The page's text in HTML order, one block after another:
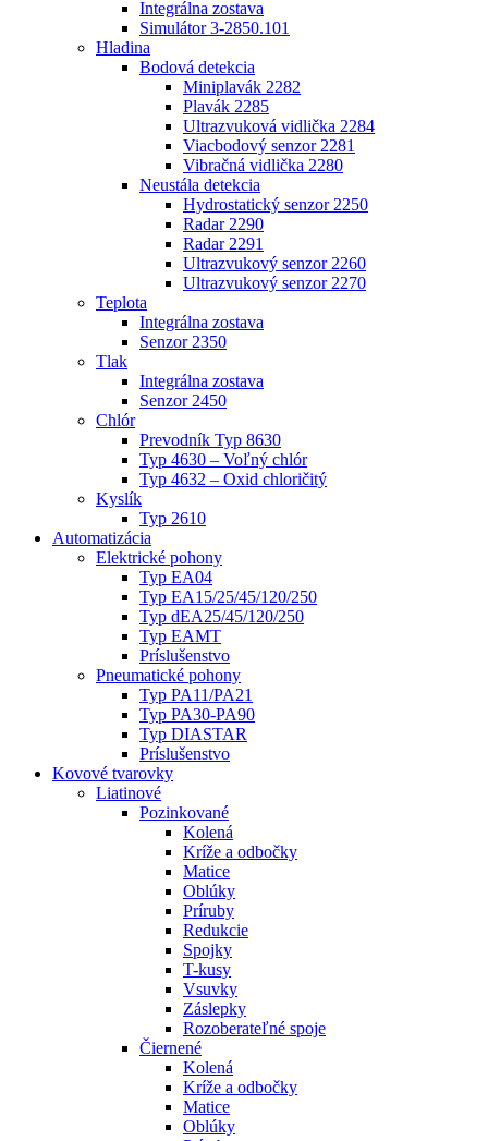
Integrálna zostava
Simulátor 3-2850.101
Hladina
Bodová detekcia
Miniplavák 2282
Plavák 2285
Ultrazvuková vidlička 2284
Viacbodový senzor 2281
Vibračná vidlička 2280
Neustála detekcia
Hydrostatický senzor 2250
Radar 2290
Radar 2291
Ultrazvukový senzor 2260
Ultrazvukový senzor 2270
Teplota
Integrálna zostava
Senzor 2350
Tlak
Integrálna zostava
Senzor 2450
Chlór
Prevodník Typ 8630
Typ 4630 – Voľný chlór
Typ 4632 – Oxid chloričitý
Kyslík
Typ 2610
Automatizácia
Elektrické pohony
Typ EA04
Typ EA15/25/45/120/250
Typ dEA25/45/120/250
Typ EAMT
Príslušenstvo
Pneumatické pohony
Typ PA11/PA21
Typ PA30-PA90
Typ DIASTAR
Príslušenstvo
Kovové tvarovky
Liatinové
Pozinkované
Kolená
Kríže a odbočky
Matice
Oblúky
Príruby
Redukcie
Spojky
T-kusy
Vsuvky
Záslepky
Rozoberateľné spoje
Čiernené
Kolená
Kríže a odbočky
Matice
Oblúky